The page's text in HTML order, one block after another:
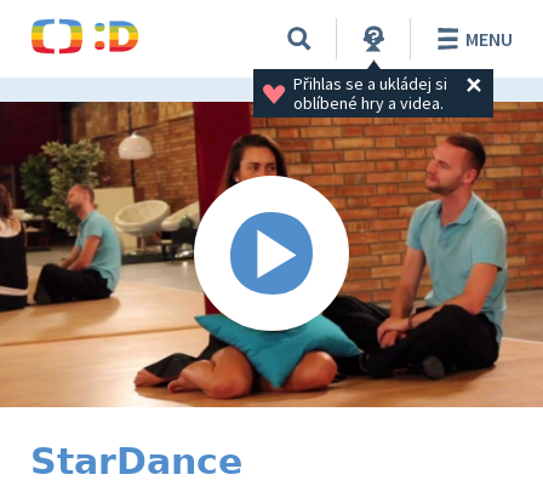
Přihlas se a ukládej si
oblíbené hry a videa.
MENU
StarDance